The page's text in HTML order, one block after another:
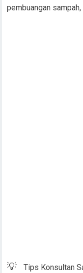
pembuangan
💡
Tips Konsultan